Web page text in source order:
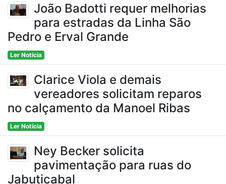
João Badotti requer melhorias
para estradas da Linha São
Pedro e Erval Grande
Ler Notícia
Clarice Viola e demais
vereadores solicitam reparos
no calçamento da Manoel Ribas
Ler Notícia
Ney Becker solicita
pavimentação para ruas do
Jabuticabal